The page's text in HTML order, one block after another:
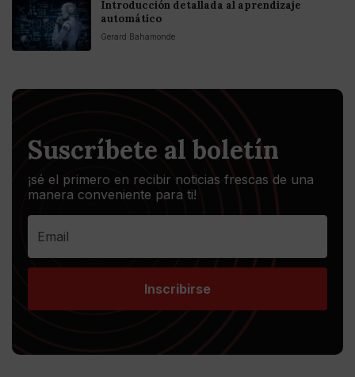
Introducción detallada al aprendizaje
automático
Gerard Bahamonde
Suscríbete al boletín
¡sé el primero en recibir noticias frescas de una
manera conveniente para ti!
Inscribirse